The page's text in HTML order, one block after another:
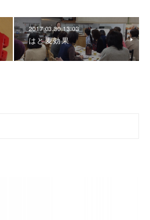
2017.03.30 13:03
はと麦効果